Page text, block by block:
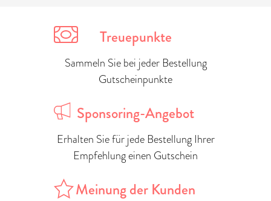
Treuepunkte
Sammeln Sie bei jeder Bestellung
Gutscheinpunkte
Sponsoring-Angebot
Erhalten Sie für jede Bestellung Ihrer
Empfehlung einen Gutschein
Meinung der Kunden